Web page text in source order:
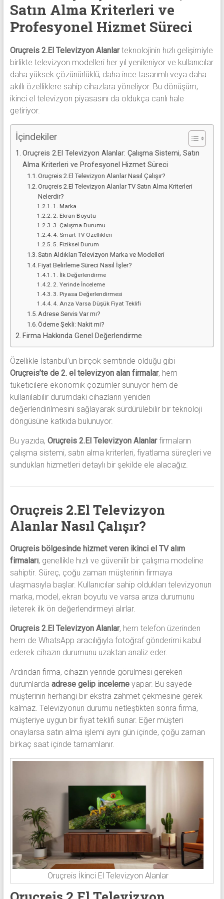
alanlar
adresten
alım
Satın Alma Kriterleri ve
Profesyonel Hizmet Süreci
Oruçreis 2.El Televizyon Alanlarteknolojinin hızlı gelişimiyle
birlikte televizyon modelleri her yıl yenileniyor ve kullanıcılar
daha yüksek çözünürlüklü, daha ince tasarımlı veya daha
akıllı özelliklere sahip cihazlara yöneliyor. Bu dönüşüm,
ikinci el televizyon piyasasını da oldukça canlı hale
getiriyor.
İçindekiler
Oruçreis 2.El Televizyon Alanlar: Çalışma Sistemi, Satın
Alma Kriterleri ve Profesyonel Hizmet Süreci
Oruçreis 2.El Televizyon Alanlar Nasıl Çalışır?
Oruçreis 2.El Televizyon Alanlar TV Satın Alma Kriterleri
Nelerdir?
1. Marka
2. Ekran Boyutu
3. Çalışma Durumu
4. Smart TV Özellikleri
5. Fiziksel Durum
Satın Aldıkları Televizyon Marka ve Modelleri
Fiyat Belirleme Süreci Nasıl İşler?
1. İlk Değerlendirme
2. Yerinde İnceleme
3. Piyasa Değerlendirmesi
4. Arıza Varsa Düşük Fiyat Teklifi
Adrese Servis Var mı?
Ödeme Şekli: Nakit mi?
Firma Hakkında Genel Değerlendirme
Özellikle İstanbul’un birçok semtinde olduğu gibi
Oruçreis’te de 2. el televizyon alan firmalar, hem
tüketicilere ekonomik çözümler sunuyor hem de
kullanılabilir durumdaki cihazların yeniden
değerlendirilmesini sağlayarak sürdürülebilir bir teknoloji
döngüsüne katkıda bulunuyor.
Bu yazıda, Oruçreis 2.El Televizyon Alanlarfirmaların
çalışma sistemi, satın alma kriterleri, fiyatlama süreçleri ve
sundukları hizmetleri detaylı bir şekilde ele alacağız.
Oruçreis 2.El Televizyon
Alanlar Nasıl Çalışır?
Oruçreis bölgesinde hizmet veren ikinci el TV alım
firmaları, genellikle hızlı ve güvenilir bir çalışma modeline
sahiptir. Süreç, çoğu zaman müşterinin firmaya
ulaşmasıyla başlar. Kullanıcılar sahip oldukları televizyonun
marka, model, ekran boyutu ve varsa arıza durumunu
ileterek ilk ön değerlendirmeyi alırlar.
Oruçreis 2.El Televizyon Alanlar, hem telefon üzerinden
hem de WhatsApp aracılığıyla fotoğraf gönderimi kabul
ederek cihazın durumunu uzaktan analiz eder.
Ardından firma, cihazın yerinde görülmesi gereken
durumlarda adrese gelip incelemeyapar. Bu sayede
müşterinin herhangi bir ekstra zahmet çekmesine gerek
kalmaz. Televizyonun durumu netleştikten sonra firma,
müşteriye uygun bir fiyat teklifi sunar. Eğer müşteri
onaylarsa satın alma işlemi aynı gün içinde, çoğu zaman
birkaç saat içinde tamamlanır.
Oruçreis İkinci El Televizyon Alanlar